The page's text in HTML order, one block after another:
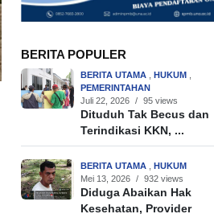
BERITA POPULER
BERITA UTAMA , HUKUM ,
PEMERINTAHAN
Juli 22, 2026
/ 95 views
Dituduh Tak Becus dan
Terindikasi KKN, ...
BERITA UTAMA , HUKUM
Mei 13, 2026
/ 932 views
Diduga Abaikan Hak
Kesehatan, Provider